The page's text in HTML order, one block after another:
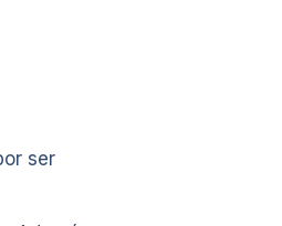
ser